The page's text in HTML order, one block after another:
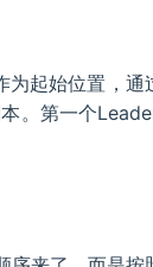
起始位置，通
。第一个